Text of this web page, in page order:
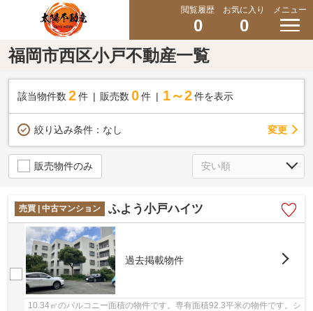
閲覧履歴
0
お気に入り
0
メニュー
福岡市西区小戸不動産一覧
該当物件数 2件 販売数 0 件 1～2 件を表示
絞り込み条件： なし 変更
販売物件のみ
売買 | 中古マンション ふよう小戸ハイツ
過去掲載物件
10.34㎡のバルコニー面積の物件です。専有面積92.3平米の物件です。シ